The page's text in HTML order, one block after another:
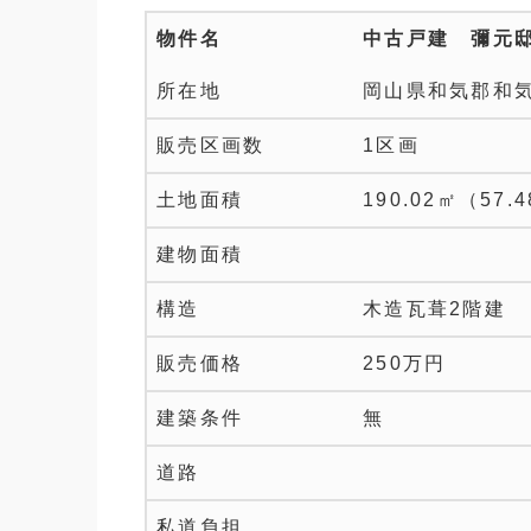
物件名 中古戸建 彌元
所在地 岡山県和気郡和
販売区画数 1区画
土地面積 190.02㎡（
建物面積
構造 木造瓦葺2階建
販売価格 250万円
建築条件 無
道路
私道負担